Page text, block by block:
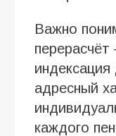
Важно
адресный
каждого